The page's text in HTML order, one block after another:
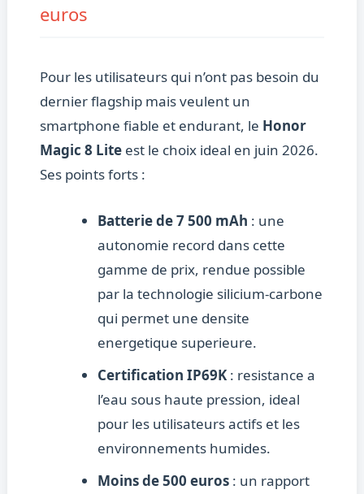
euros
Pour les utilisateurs qui n’ont pas besoin du
dernier flagship mais veulent un
smartphone fiable et endurant, le Honor
Magic 8 Liteest le choix ideal en juin 2026.
Ses points forts :
Batterie de 7 500 mAh : une
autonomie record dans cette
gamme de prix, rendue possible
par la technologie silicium-carbone
qui permet une densite
energetique superieure.
Certification IP69K: resistance a
l’eau sous haute pression, ideal
pour les utilisateurs actifs et les
environnements humides.
Moins de 500 euros: un rapport